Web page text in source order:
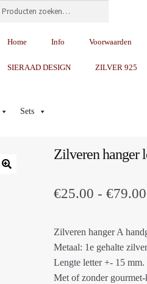
Zoeken
Home Info Voorwaarden
SIERAAD DESIGN ZILVER 925
Sets
Zilveren hanger
€25.00 - €79.00
Zilveren hanger A
Metaal: 1e gehalte
Lengte letter +- 15 mm.
Met of zonder